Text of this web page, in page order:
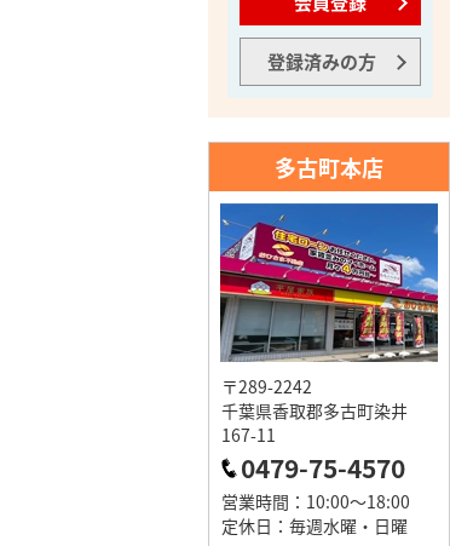
登録済みの方
多古町本店
〒289-2242
千葉県香取郡多古町染井
167-11
0479-75-4570
営業時間：10:00～18:00
定休日：毎週水曜・日曜